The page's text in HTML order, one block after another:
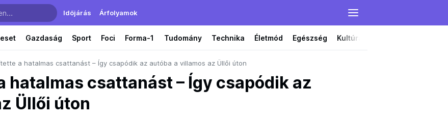
Időjárás Árfolyamok
Gazdaság Sport Foci Forma-1 Tudomány Technika Életmód Egészség Kultúra
a hatalmas csattanást – Így csapódik az autóba a villamos az Üllői úton
hatalmas csattanást – Így csapódik az
Üllői úton